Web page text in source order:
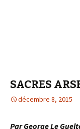
SACRES
décembre 8, 2015
Par George Le